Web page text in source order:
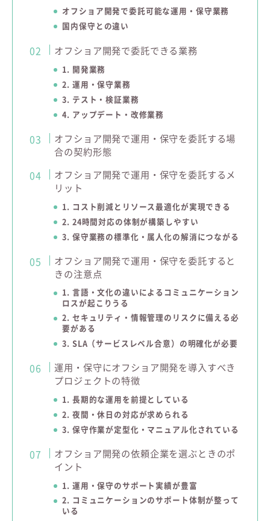
オフショア開発で委託可能な運用・保守業務
国内保守との違い
オフショア開発で委託できる業務
1. 開発業務
2. 運用・保守業務
3. テスト・検証業務
4. アップデート・改修業務
オフショア開発で運用・保守を委託する場
合の契約形態
オフショア開発で運用・保守を委託するメ
リット
1. コスト削減とリソース最適化が実現できる
2. 24時間対応の体制が構築しやすい
3. 保守業務の標準化・属人化の解消につながる
オフショア開発で運用・保守を委託すると
きの注意点
1. 言語・文化の違いによるコミュニケーション
ロスが起こりうる
2. セキュリティ・情報管理のリスクに備える必
要がある
3. SLA（サービスレベル合意）の明確化が必要
運用・保守にオフショア開発を導入すべき
プロジェクトの特徴
1. 長期的な運用を前提としている
2. 夜間・休日の対応が求められる
3. 保守作業が定型化・マニュアル化されている
オフショア開発の依頼企業を選ぶときのポ
イント
1. 運用・保守のサポート実績が豊富
2. コミュニケーションのサポート体制が整って
いる